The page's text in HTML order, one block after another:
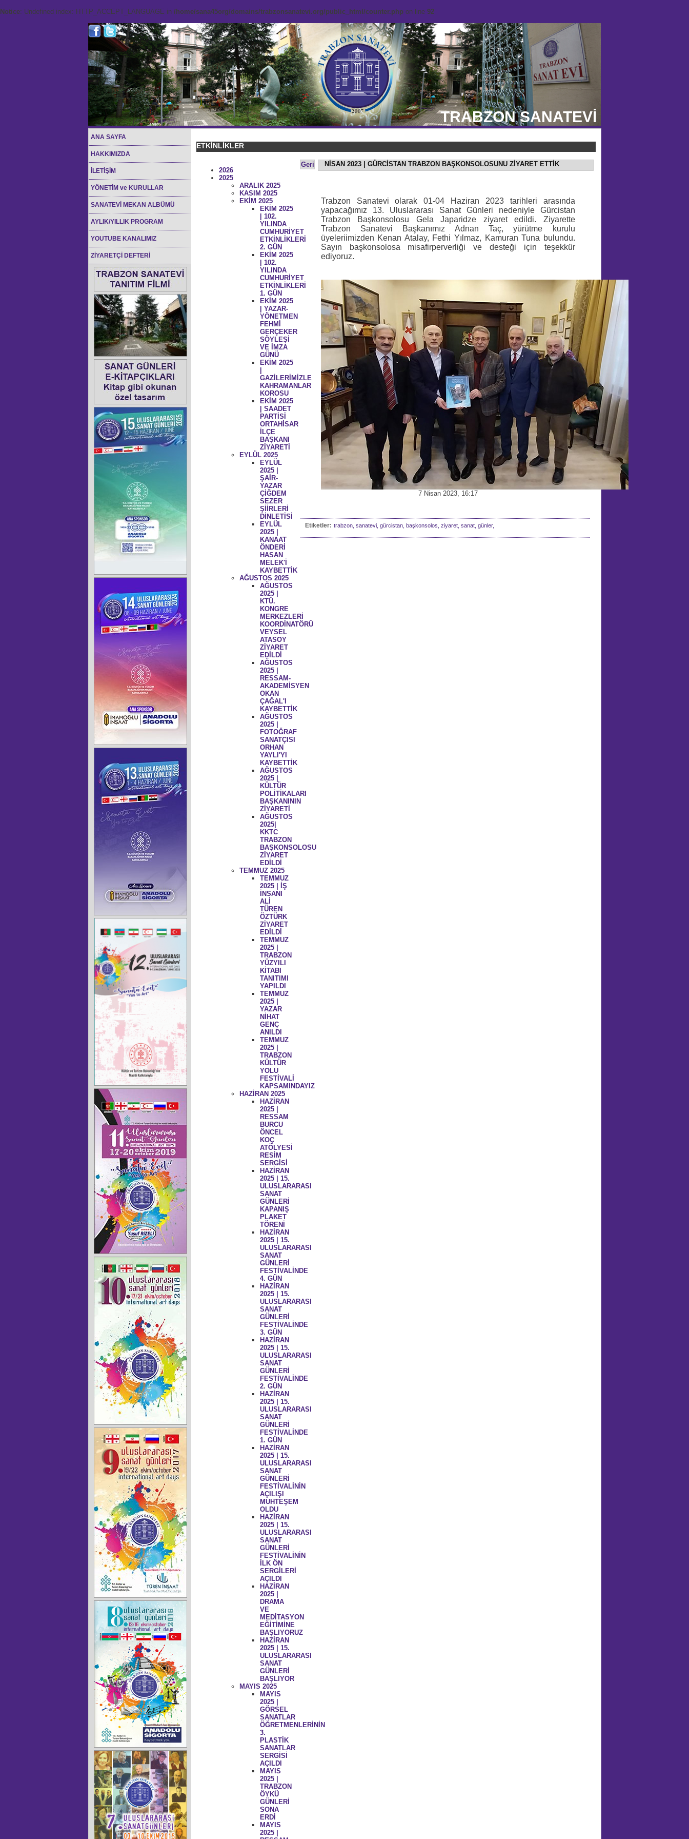
Notice: Undefined index: HTTP_ACCEPT_LANGUAGE in /home/sana45org/domains/trabzonsanatevi.org/public_html/counter.php on line 92
TRABZON SANATEVİ
ANA SAYFA
HAKKIMIZDA
İLETİŞİM
YÖNETİM ve KURULLAR
SANATEVİ MEKAN ALBÜMÜ
AYLIK/YILLIK PROGRAM
YOUTUBE KANALIMIZ
ZİYARETÇİ DEFTERİ
ETKİNLİKLER
Geri NİSAN 2023 | GÜRCİSTAN TRABZON BAŞKONSOLOSUNU ZİYARET ETTİK
Trabzon Sanatevi olarak 01-04 Haziran 2023 tarihleri arasında
yapacağımız 13. Uluslararası Sanat Günleri nedeniyle Gürcistan
Trabzon Başkonsolosu Gela Japaridze ziyaret edildi. Ziyarette
Trabzon Sanatevi Başkanımız Adnan Taç, yürütme kurulu
üyeleriimizden Kenan Atalay, Fethi Yılmaz, Kamuran Tuna bulundu.
Sayın başkonsolosa misafirperverliği ve desteği için teşekkür
ediyoruz.
7 Nisan 2023, 16:17
Etiketler: trabzon, sanatevi, gürcistan, başkonsolos, ziyaret, sanat, günler,
2026
2025
ARALIK 2025
KASIM 2025
EKİM 2025
EKİM 2025
| 102.
YILINDA
CUMHURİYET
ETKİNLİKLERİ
2. GÜN
EKİM 2025
| 102.
YILINDA
CUMHURİYET
ETKİNLİKLERİ
1. GÜN
EKİM 2025
| YAZAR-
YÖNETMEN
FEHMİ
GERÇEKER
SÖYLEŞİ
VE İMZA
GÜNÜ
EKİM 2025
GAZİLERİMİZLE
KAHRAMANLAR
KOROSU
EKİM 2025
| SAADET
PARTİSİ
ORTAHİSAR
İLÇE
BAŞKANI
ZİYARETİ
EYLÜL 2025
EYLÜL
2025 |
ŞAİR-
YAZAR
ÇİĞDEM
SEZER
ŞİİRLERİ
DİNLETİSİ
EYLÜL
2025 |
KANAAT
ÖNDERİ
HASAN
MELEK'İ
KAYBETTİK
AĞUSTOS 2025
AĞUSTOS
2025 |
KTÜ.
KONGRE
MERKEZLERİ
KOORDİNATÖRÜ
VEYSEL
ATASOY
ZİYARET
EDİLDİ
AĞUSTOS
2025 |
RESSAM-
AKADEMİSYEN
OKAN
ÇAĞAL'I
KAYBETTİK
AĞUSTOS
2025 |
FOTOĞRAF
SANATÇISI
ORHAN
YAYLI'YI
KAYBETTİK
AĞUSTOS
2025 |
KÜLTÜR
POLİTİKALARI
BAŞKANININ
ZİYARETİ
AĞUSTOS
2025|
KKTC
TRABZON
BAŞKONSOLOSU
ZİYARET
EDİLDİ
TEMMUZ 2025
TEMMUZ
2025 | İŞ
İNSANI
ALİ
TÜREN
ÖZTÜRK
ZİYARET
EDİLDİ
TEMMUZ
2025 |
TRABZON
YÜZYILI
KİTABI
TANITIMI
YAPILDI
TEMMUZ
2025 |
YAZAR
NİHAT
GENÇ
ANILDI
TEMMUZ
2025 |
TRABZON
KÜLTÜR
YOLU
FESTİVALİ
KAPSAMINDAYIZ
HAZİRAN 2025
HAZİRAN
2025 |
RESSAM
BURCU
ÖNCEL
KOÇ
ATÖLYESİ
RESİM
SERGİSİ
HAZİRAN
2025 | 15.
ULUSLARARASI
SANAT
GÜNLERİ
KAPANIŞ
PLAKET
TÖRENİ
HAZİRAN
2025 | 15.
ULUSLARARASI
SANAT
GÜNLERİ
FESTİVALİNDE
4. GÜN
HAZİRAN
2025 | 15.
ULUSLARARASI
SANAT
GÜNLERİ
FESTİVALİNDE
3. GÜN
HAZİRAN
2025 | 15.
ULUSLARARASI
SANAT
GÜNLERİ
FESTİVALİNDE
2. GÜN
HAZİRAN
2025 | 15.
ULUSLARARASI
SANAT
GÜNLERİ
FESTİVALİNDE
1. GÜN
HAZİRAN
2025 | 15.
ULUSLARARASI
SANAT
GÜNLERİ
FESTİVALİNİN
AÇILIŞI
MUHTEŞEM
OLDU
HAZİRAN
2025 | 15.
ULUSLARARASI
SANAT
GÜNLERİ
FESTİVALİNİN
İLK ÖN
SERGİLERİ
AÇILDI
HAZİRAN
2025 |
DRAMA
VE
MEDİTASYON
EĞİTİMİNE
BAŞLIYORUZ
HAZİRAN
2025 | 15.
ULUSLARARASI
SANAT
GÜNLERİ
BAŞLIYOR
MAYIS 2025
MAYIS
2025 |
GÖRSEL
SANATLAR
ÖĞRETMENLERİNİN
3.
PLASTİK
SANATLAR
SERGİSİ
AÇILDI
MAYIS
2025 |
TRABZON
ÖYKÜ
GÜNLERİ
SONA
ERDİ
MAYIS
2025 |